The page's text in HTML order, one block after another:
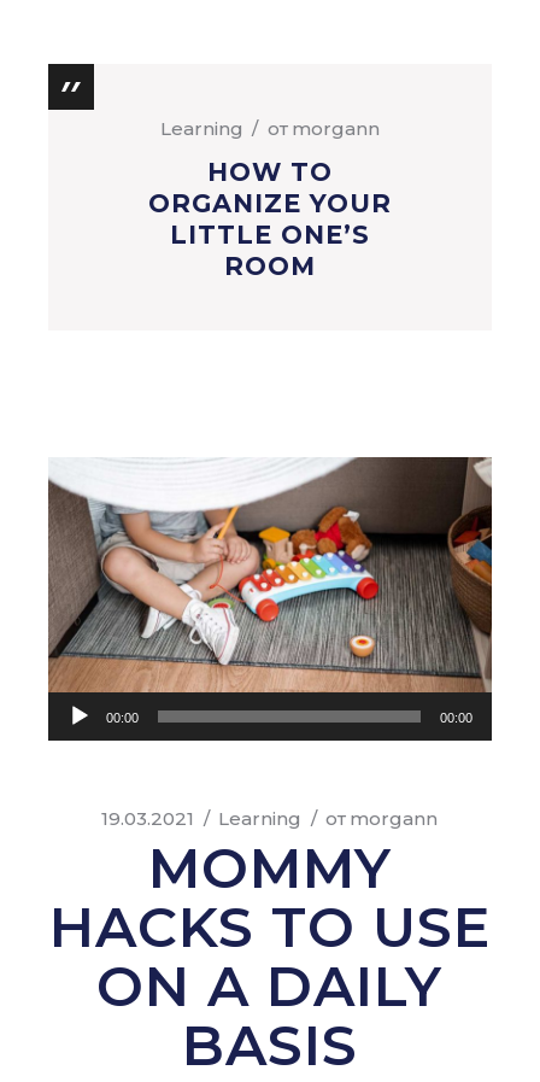
Learning от morgann
HOW TO
ORGANIZE YOUR
LITTLE ONE’S
ROOM
Аудиоплеер
00:00 00:00
19.03.2021 Learning от morgann
MOMMY
HACKS TO USE
ON A DAILY
BASIS